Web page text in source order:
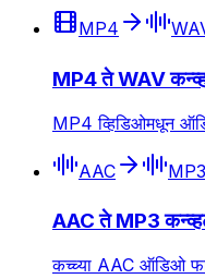
MP4
MP4 ते WAV
MP4 व्हिडिओमधून
AAC MP3
AAC ते MP3
कच्च्या AAC ऑडिओ